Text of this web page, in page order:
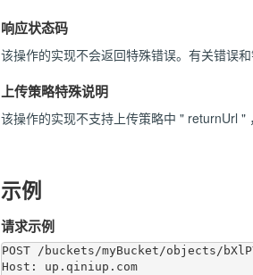
响应状态码
该操作的实现不会返回特殊错误。有关错误
上传策略特殊说明
该操作的实现不支持上传策略中 " returnUrl "
示例
请求示例
POST /buckets/myBucket/objects/
Host: up.qiniup.com